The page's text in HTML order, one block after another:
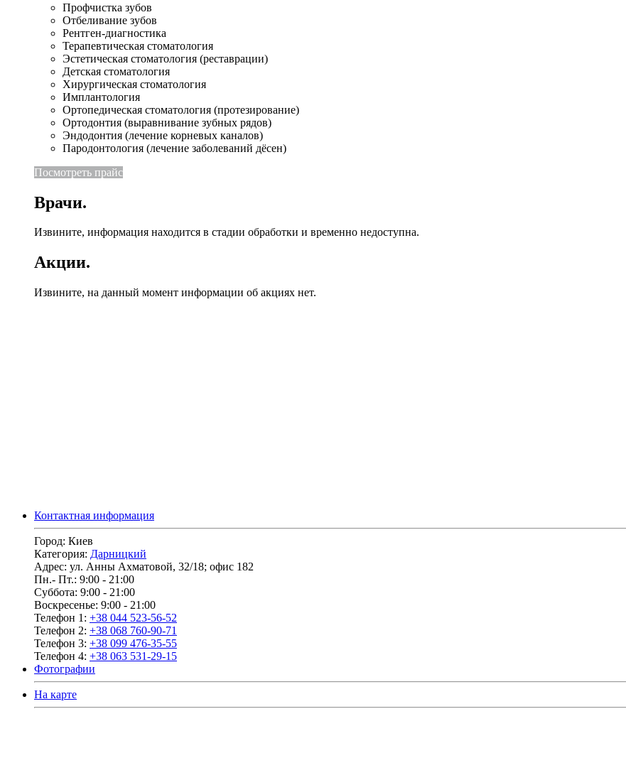
Профчистка зубов
Отбеливание зубов
Рентген-диагностика
Терапевтическая стоматология
Эстетическая стоматология (реставрации)
Детская стоматология
Хирургическая стоматология
Имплантология
Ортопедическая стоматология (протезирование)
Ортодонтия (выравнивание зубных рядов)
Эндодонтия (лечение корневых каналов)
Пародонтология (лечение заболеваний дёсен)
Посмотреть прайс
Врачи.
Извините, информация находится в стадии обработки и временно недоступна.
Акции.
Извините, на данный момент информации об акциях нет.
Контактная информация
Город: Киев
Категория: Дарницкий
Адрес: ул. Анны Ахматовой, 32/18; офис 182
Пн.- Пт.: 9:00 - 21:00
Суббота: 9:00 - 21:00
Воскресенье: 9:00 - 21:00
Телефон 1: +38 044 523-56-52
Телефон 2: +38 068 760-90-71
Телефон 3: +38 099 476-35-55
Телефон 4: +38 063 531-29-15
Фотографии
На карте